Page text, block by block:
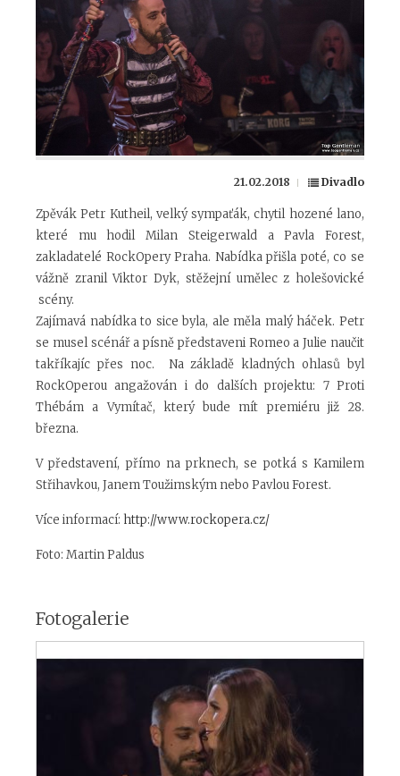
21.02.2018 Divadlo
Zpěvák Petr Kutheil, velký sympaťák, chytil hozené lano,
které mu hodil Milan Steigerwald a Pavla Forest,
zakladatelé RockOpery Praha. Nabídka přišla poté, co se
vážně zranil Viktor Dyk, stěžejní umělec z holešovické
scény.
Zajímavá nabídka to sice byla, ale měla malý háček. Petr
se musel scénář a písně představeni Romeo a Julie naučit
takříkajíc přes noc. Na základě kladných ohlasů byl
RockOperou angažován i do dalších projektu: 7 Proti
Thébám a Vymítač, který bude mít premiéru již 28.
března.
V představení, přímo na prknech, se potká s Kamilem
Střihavkou, Janem Toužimským nebo Pavlou Forest.
Více informací: http://www.rockopera.cz/
Foto: Martin Paldus
Fotogalerie